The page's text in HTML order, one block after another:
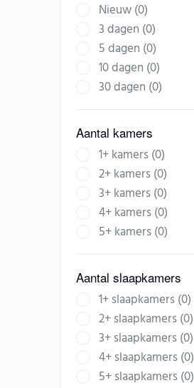
Nieuw (0)
3 dagen (0)
5 dagen (0)
10 dagen (0)
30 dagen (0)
Aantal kamers
1+ kamers (0)
2+ kamers (0)
3+ kamers (0)
4+ kamers (0)
5+ kamers (0)
Aantal slaapkamers
1+ slaapkamers (0)
2+ slaapkamers (0)
3+ slaapkamers (0)
4+ slaapkamers (0)
5+ slaapkamers (0)